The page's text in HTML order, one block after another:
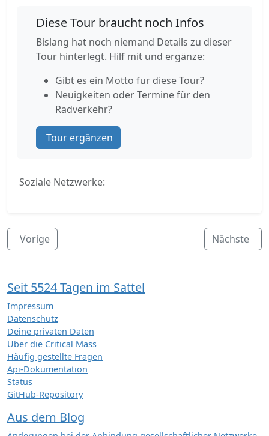
Diese Tour braucht noch Infos
Bislang hat noch niemand Details zu dieser
Tour hinterlegt. Hilf mit und ergänze:
Gibt es ein Motto für diese Tour?
Neuigkeiten oder Termine für den
Radverkehr?
Tour ergänzen
Soziale Netzwerke:
Vorige Nächste
Seit 5524 Tagen im Sattel
Impressum
Datenschutz
Deine privaten Daten
Über die Critical Mass
Häufig gestellte Fragen
Api-Dokumentation
Status
GitHub-Repository
Aus dem Blog